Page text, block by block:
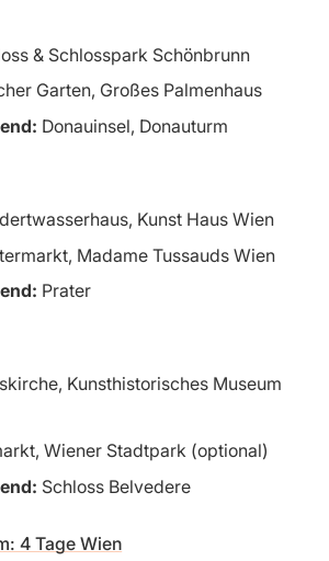
& Schlosspark Schönbrunn
Garten, Großes Palmenhaus
Donauinsel, Donauturm
Kunst Haus Wien
Madame Tussauds Wien
Prater
Kunsthistorisches Museum
Wiener Stadtpark (optional)
Schloss Belvedere
4 Tage Wien